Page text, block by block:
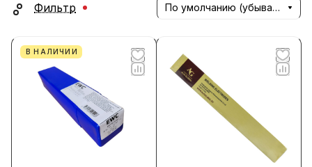
Фильтр По умолчанию (убывание)
В НАЛИЧИИ